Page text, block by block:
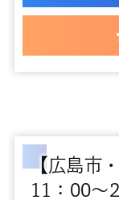
【広島市
11：00～